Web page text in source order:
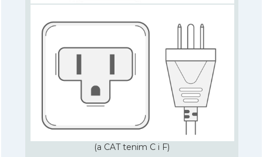
(a CAT tenim C i F)